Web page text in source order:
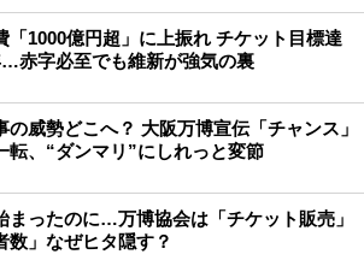
「1000億円超」に上振れ チケット目標達
赤字必至でも維新が強気の裏
の威勢どこへ？ 大阪万博宣伝「チャンス」
転、“ダンマリ”にしれっと変節
まったのに…万博協会は「チケット販売」
数」なぜヒタ隠す？